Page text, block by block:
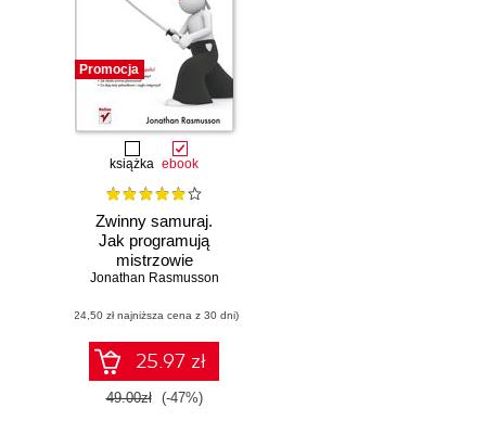
Promocja
książka ebook
Zwinny samuraj.
Jak programują
mistrzowie
zwinności
Jonathan Rasmusson
(24,50 zł najniższa cena z 30 dni)
25.97 zł
49.00zł (-47%)